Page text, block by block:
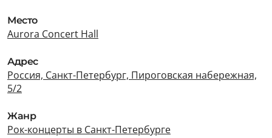
Место
Aurora Concert Hall
Адрес
Россия, Санкт-Петербург, Пироговская набережная,
5/2
Жанр
Рок-концерты в Санкт-Петербурге